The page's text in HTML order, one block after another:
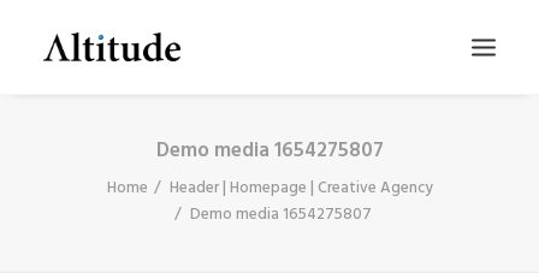
Demo media 1654275807
Home
Header | Homepage | Creative Agency
Demo media 1654275807